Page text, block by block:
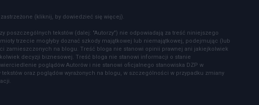
(kliknij, by dowiedzieć się więcej).
poszczególnych tekstów (dalej: "Autorzy") nie odpowiadają za treść niniejszego
trzecie mogłyby doznać szkody majątkowej lub niemajątkowej, podejmując (lub
zamieszczonych na blogu. Treść bloga nie stanowi opinii prawnej ani jakiejkolwiek
decyzji biznesowej. Treść bloga nie stanowi informacji o stanie
poglądów Autorów i nie stanowi oficjalnego stanowiska DZP w
oraz poglądów wyrażonych na blogu, w szczególności w przypadku zmiany